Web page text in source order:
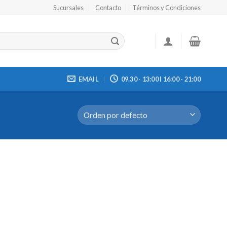
Sucursales Contacto Términos y Condiciones
EMAIL 09.30 - 13:00 I 16:00 - 21:00